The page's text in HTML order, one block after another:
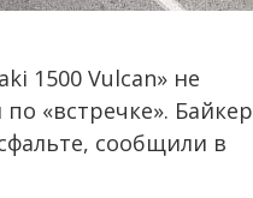
1500 Vulcan» не
«встречке». Байкер
сообщили в